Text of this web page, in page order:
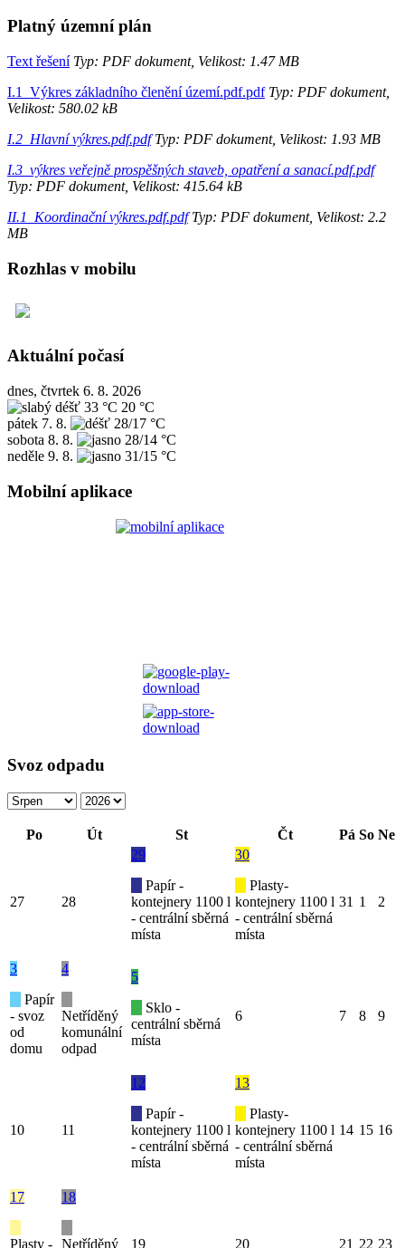
Platný územní plán
Text řešeníTyp: PDF dokument, Velikost: 1.47 MB
I.1_Výkres základního členění území.pdf.pdfTyp: PDF dokument,
Velikost: 580.02 kB
I.2_Hlavní výkres.pdf.pdfTyp: PDF dokument, Velikost: 1.93 MB
I.3_výkres veřejně prospěšných staveb, opatření a sanací.pdf.pdf
Typ: PDF dokument, Velikost: 415.64 kB
II.1_Koordinační výkres.pdf.pdfTyp: PDF dokument, Velikost: 2.2
MB
Rozhlas v mobilu
Aktuální počasí
dnes, čtvrtek 6. 8. 2026
33 °C 20 °C
pátek 7. 8.
28/17 °C
sobota 8. 8.
28/14 °C
neděle 9. 8. 31/15 °C
Mobilní aplikace
Svoz odpadu
Po Út St Čt Pá So Ne
27 28
29
Papír -
kontejnery 1100 l
- centrální sběrná
místa
30
Plasty-
kontejnery 1100 l
- centrální sběrná
místa
31 1 2
3
Papír
- svoz
od
domu
4
Netříděný
komunální
odpad
5
Sklo -
centrální sběrná
místa
6 7 8 9
10 11
12
Papír -
kontejnery 1100 l
- centrální sběrná
místa
13
Plasty-
kontejnery 1100 l
- centrální sběrná
místa
14 15 16
17
Plasty -
18
Netříděný 19 20 21 22 23